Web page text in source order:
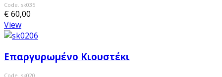
Code. sk035
€ 60,00
View
Επαργυρωμένο Κιουστέκι
Code. sk020